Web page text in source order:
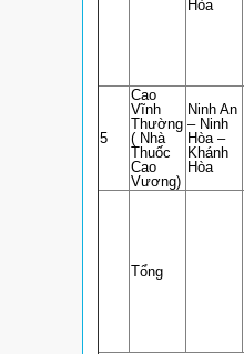
Hòa
5
Cao
Vĩnh
Thường
( Nhà
Thuốc
Cao
Vương)
Ninh An
– Ninh
Hòa –
Khánh
Hòa
Tổng